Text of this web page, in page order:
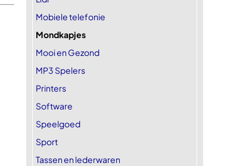
Mobiele telefonie
Mondkapjes
Mooi en Gezond
MP3 Spelers
Printers
Software
Speelgoed
Sport
Tassen en lederwaren